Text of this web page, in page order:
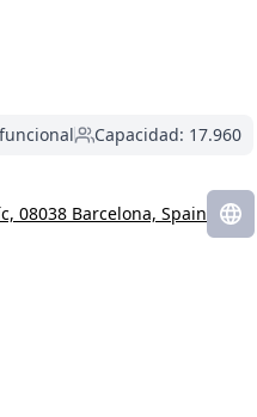
Capacidad: 17.960
08038 Barcelona, Spain